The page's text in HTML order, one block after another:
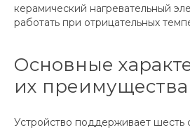
керамический нагревательный
работать при отрицательных
Основные
их преимущества
Устройство поддерживает шесть